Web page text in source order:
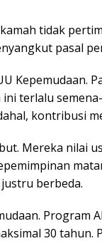
tidak
pasal
Kepemudaan.
terlalu
kontribusi
Mereka nilai
berbeda.
Program
30 tahun.